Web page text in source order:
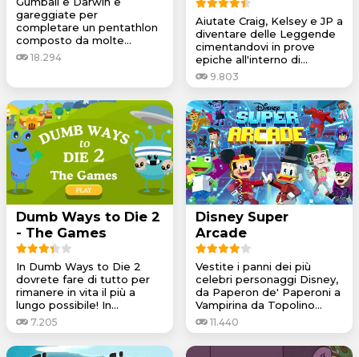
gareggiate per
completare un pentathlon
composto da molte...
18.294
Aiutate Craig, Kelsey e JP a
diventare delle Leggende
cimentandovi in prove
epiche all'interno di...
9.803
Dumb Ways to Die 2
- The Games
In Dumb Ways to Die 2
dovrete fare di tutto per
rimanere in vita il più a
lungo possibile! In...
7.205
Disney Super
Arcade
Vestite i panni dei più
celebri personaggi Disney,
da Paperon de' Paperoni a
Vampirina da Topolino...
11.440